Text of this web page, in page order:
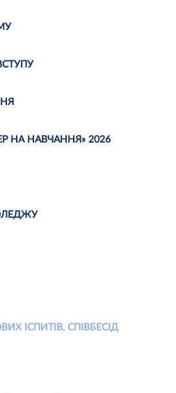
НА НАВЧАННЯ» 2026
ІСПИТІВ, СПІВБЕСІД